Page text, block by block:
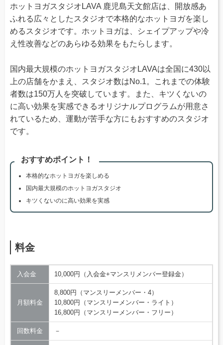
ホットヨガスタジオLAVA 鹿児島天文館店は、開放感あ
ふれる広々としたスタジオで本格的なホットヨガを楽し
めるスタジオです。ホットヨガは、シェイプアップや冷
え性改善などのあらゆる効果をもたらします。
国内最大規模のホットヨガスタジオLAVAは全国に430以
上の店舗をかまえ、スタジオ数はNo.1。これまでの体験
者数は150万人を突破しています。また、キツくないの
に高い効果を実感できるオリジナルプログラムが用意さ
れているため、運動が苦手な方にもおすすめのスタジオ
です。
おすすめポイント！
本格的なホットヨガを楽しめる
国内最大規模のホットヨガスタジオ
キツくないのに高い効果を実感
料金
入会金 10,000円（入会金+マンスリメンバー登録金）
月額料金
8,800円（マンスリーメンバー・4）
10,800円（マンスリーメンバー・ライト）
16,800円（マンスリーメンバー・フリー）
回数料金 －